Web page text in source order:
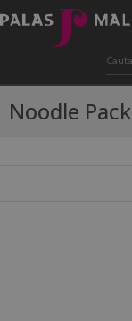
Noodle Pack